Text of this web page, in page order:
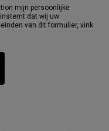
mijn persoonlijke
dat wij uw
van dit formulier, vink